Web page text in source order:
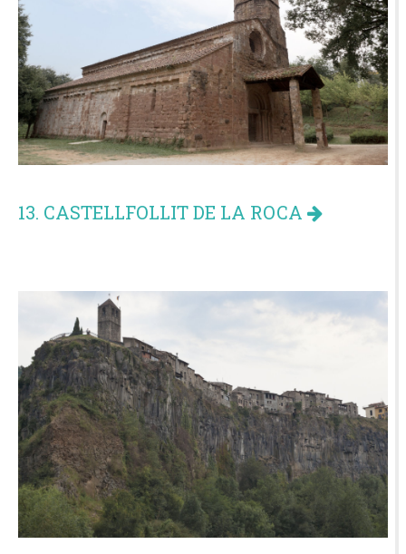
13. CASTELLFOLLIT DE LA ROCA